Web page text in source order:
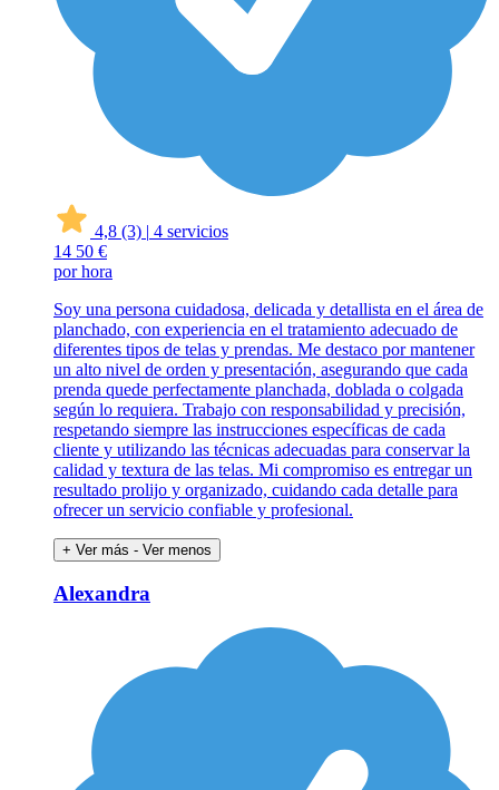
4,8 (3) | 4 servicios
14 50 €
por hora
Soy una persona cuidadosa, delicada y detallista en el área de
planchado, con experiencia en el tratamiento adecuado de
diferentes tipos de telas y prendas. Me destaco por mantener
un alto nivel de orden y presentación, asegurando que cada
prenda quede perfectamente planchada, doblada o colgada
según lo requiera. Trabajo con responsabilidad y precisión,
respetando siempre las instrucciones específicas de cada
cliente y utilizando las técnicas adecuadas para conservar la
calidad y textura de las telas. Mi compromiso es entregar un
resultado prolijo y organizado, cuidando cada detalle para
ofrecer un servicio confiable y profesional.
+ Ver más - Ver menos
Alexandra